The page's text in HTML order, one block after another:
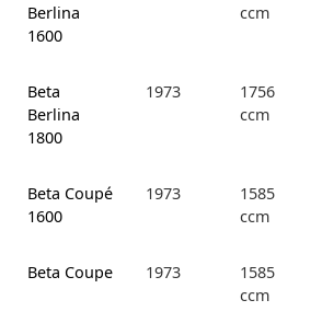
Berlina
1600
ccm
Beta
Berlina
1800
1973
1756
ccm
Beta Coupé
1600
1973
1585
ccm
Beta Coupe 1973
1585
ccm